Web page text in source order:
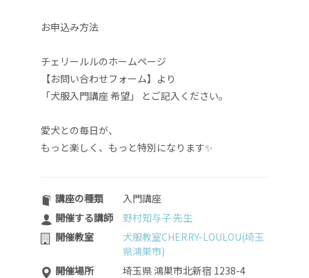
お申込み方法
チェリールルのホームページ
【お問い合わせフォーム】より
「犬服入門講座 希望」 とご記入ください。
愛犬との毎日が、
もっと楽しく、もっと特別になります✨
講座の種類
入門講座
開催する講師
野村知与子 先生
開催教室
犬服教室CHERRY-LOULOU(埼玉
県鴻巣市)
開催場所
埼玉県 鴻巣市北新宿 1238-4